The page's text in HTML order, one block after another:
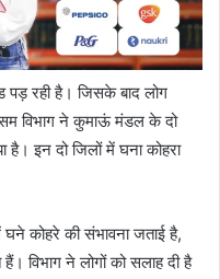
पड़ रही है। जिसके बाद लोग
विभाग ने कुमाऊं मंडल के दो
है। इन दो जिलों में घना कोहरा
घने कोहरे की संभावना जताई है,
विभाग ने लोगों को सलाह दी है